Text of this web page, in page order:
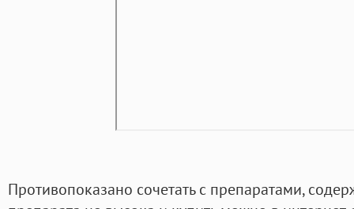
Противопоказано сочетать с препаратами,